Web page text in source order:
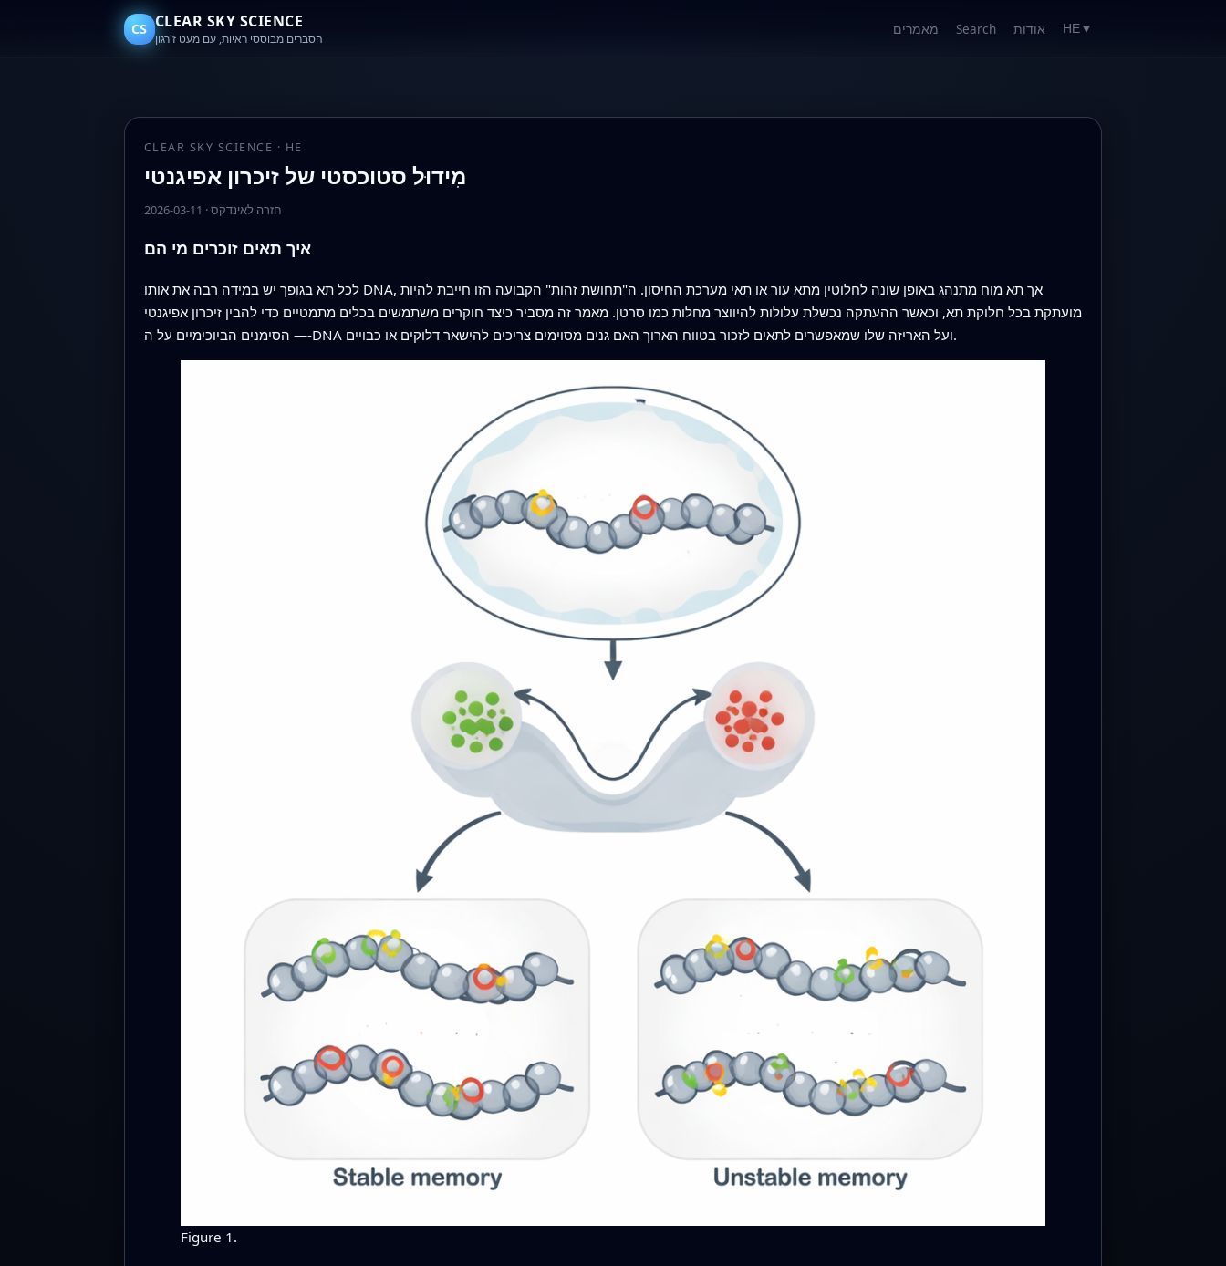
CS CLEAR SKY SCIENCE
הסברים מבוססי ראיות, עם מעט ז'רגון
מאמרים Search אודות HE ▼
CLEAR SKY SCIENCE · HE
מִידוּל סטוכסטי של זיכרון אפיגנטי
2026-03-11 ·חזרה לאינדקס
איך תאים זוכרים מי הם
לכל תא בגופך יש במידה רבה את אותו DNA, אך תא מוח מתנהג באופן שונה לחלוטין מתא עור או תאי מערכת החיסון. ה"תחושת זהות" הקבועה הזו חייבת להיות
מועתקת בכל חלוקת תא, וכאשר ההעתקה נכשלת עלולות להיווצר מחלות כמו סרטן. מאמר זה מסביר כיצד חוקרים משתמשים בכלים מתמטיים כדי להבין זיכרון אפיגנטי
— הסימנים הביוכימיים על ה‑DNA ועל האריזה שלו שמאפשרים לתאים לזכור בטווח הארוך האם גנים מסוימים צריכים להישאר דלוקים או כבויים.
Figure 1.